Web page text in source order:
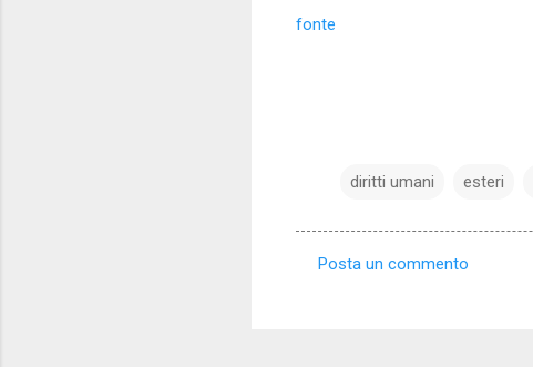
fonte
diritti umani esteri
Posta un commento